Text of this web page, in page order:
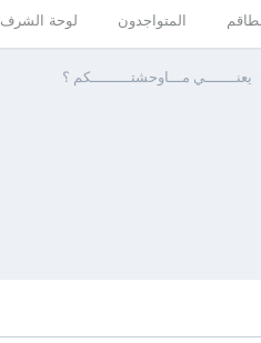
المتواجدون لوحة الشرف
يعنـــــــي مـــاوحشتـــــــــكم ؟